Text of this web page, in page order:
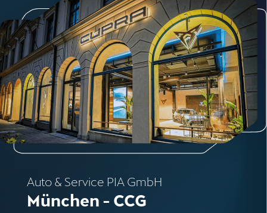
Auto & Service PIA GmbH
München - CCG